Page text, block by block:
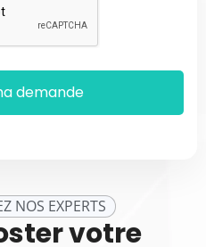
NOS EXPERTS
votre